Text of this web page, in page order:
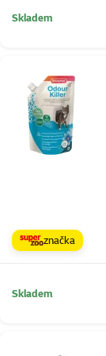
Skladem
značka
Skladem